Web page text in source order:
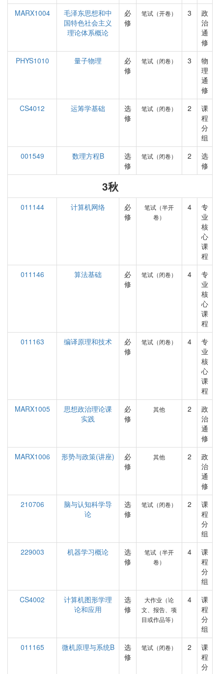
MARX1004
毛泽东思想和中
国特色社会主义
理论体系概论
必
修
笔试（开卷） 3
政
治
通
修
PHYS1010
量子物理
必
修
笔试（闭卷） 3
物
理
通
修
CS4012
运筹学基础
选
修
笔试（闭卷） 2
课
程
分
组
001549
数理方程B
选
修
笔试（闭卷） 2
选
修
3秋
011144 计算机网络
必
修
笔试（半开
卷）
4
专
业
核
心
课
程
011146
算法基础
必
修
笔试（闭卷） 4
专
业
核
心
课
程
011163
编译原理和技术
必
修
笔试（闭卷） 4
专
业
核
心
课
程
MARX1005
思想政治理论课
实践
必
修
其他 2
政
治
通
修
MARX1006
形势与政策(讲座)
必
修
其他 2
政
治
通
修
210706
脑与认知科学导
论
选
修
笔试（闭卷） 2
课
程
分
组
229003
机器学习概论
选
修
笔试（半开
卷）
4
课
程
分
组
CS4002
计算机图形学理
论和应用
选
修
大作业（论
文、报告、项
目或作品等）
4
课
程
分
组
011165
微机原理与系统B
选
修
笔试（闭卷） 2
课
程
分